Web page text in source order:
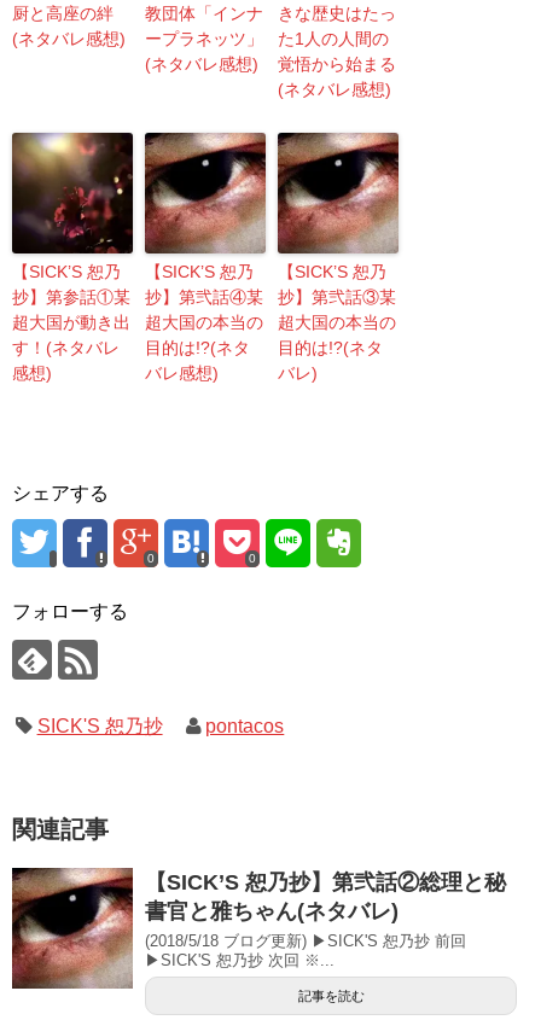
厨と高座の絆
(ネタバレ感想)
教団体「インナ
ープラネッツ」
(ネタバレ感想)
きな歴史はたっ
た1人の人間の
覚悟から始まる
(ネタバレ感想)
【SICK’S 恕乃
抄】第参話①某
超大国が動き出
す！(ネタバレ
感想)
【SICK’S 恕乃
抄】第弐話④某
超大国の本当の
目的は!?(ネタ
バレ感想)
【SICK’S 恕乃
抄】第弐話③某
超大国の本当の
目的は!?(ネタ
バレ)
シェアする
0 0
フォローする
SICK'S 恕乃抄 pontacos
関連記事
【SICK’S 恕乃抄】第弐話②総理と秘
書官と雅ちゃん(ネタバレ)
(2018/5/18 ブログ更新) ▶SICK'S 恕乃抄 前回
▶SICK'S 恕乃抄 次回 ※...
記事を読む